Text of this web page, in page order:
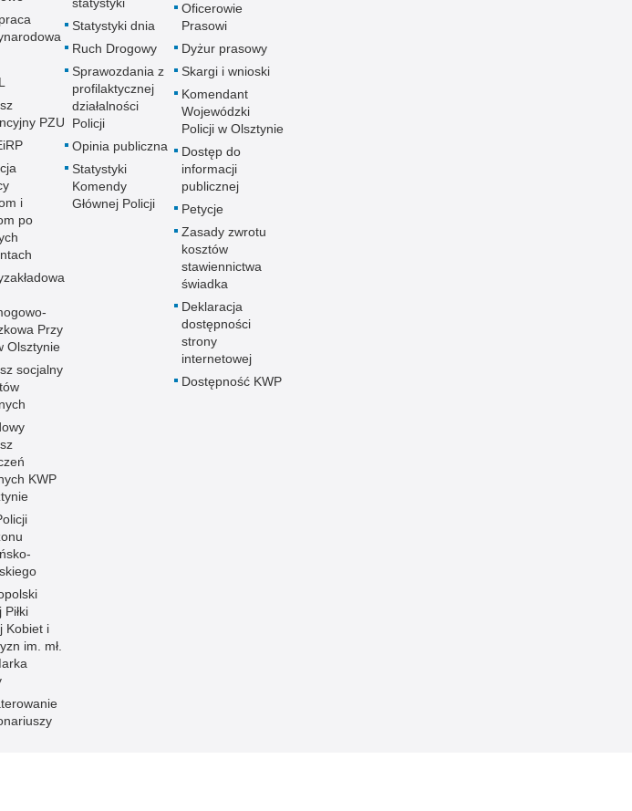
PZU
i
po
Przy
Olsztynie
socjalny
KWP
Kobiet i
im. mł.
Statystyki dnia
Ruch Drogowy
Sprawozdania z
profilaktycznej
działalności
Policji
Opinia publiczna
Statystyki
Komendy
Głównej Policji
Oficerowie
Prasowi
Dyżur prasowy
Skargi i wnioski
Komendant
Wojewódzki
Policji w Olsztynie
Dostęp do
informacji
publicznej
Petycje
Zasady zwrotu
kosztów
stawiennictwa
świadka
Deklaracja
dostępności
strony
internetowej
Dostępność KWP